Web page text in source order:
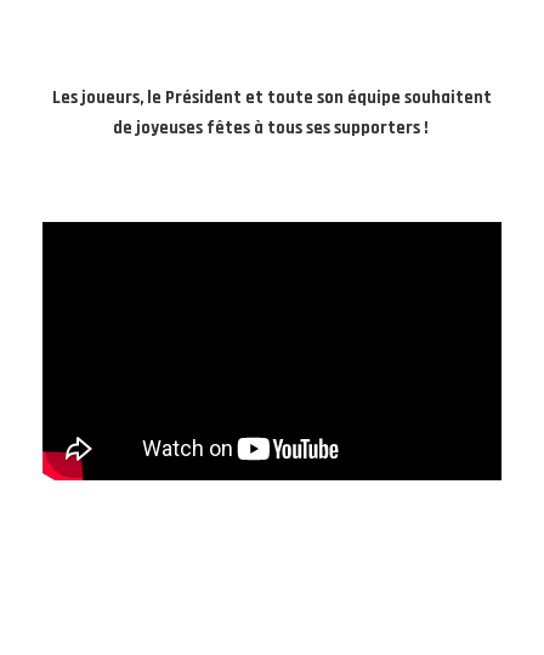
Les joueurs, le Président et toute son équipe souhaitent
de joyeuses fêtes à tous ses supporters !